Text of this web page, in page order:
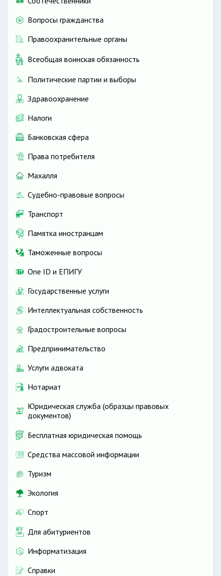
Вопросы гражданства
Правоохранительные органы
Всеобщая воинская обязанность
Политические партии и выборы
Здравоохранение
Налоги
Банковская сфера
Права потребителя
Махалля
Судебно-правовые вопросы
Транспорт
Памятка иностранцам
Таможенные вопросы
One ID и ЕПИГУ
Государственные услуги
Интеллектуальная собственность
Градостроительные вопросы
Предпринимательство
Услуги адвоката
Нотариат
Юридическая служба (образцы правовых
документов)
Бесплатная юридическая помощь
Средства массовой информации
Туризм
Экология
Спорт
Для абитуриентов
Информатизация
Справки